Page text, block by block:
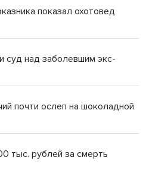
показал охотовед
суд над заболевшим экс-
почти ослеп на шоколадной
тыс. рублей за смерть